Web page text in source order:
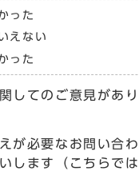
った
えない
った
してのご意見があ
が必要なお問い合
します（こちらで